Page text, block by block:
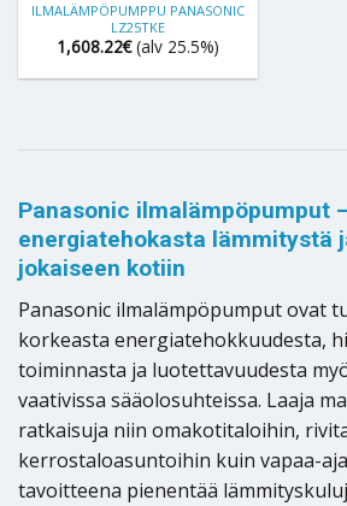
ILMALÄMPÖPUMPPU PANASONIC
LZ25TKE
1,608.22€ (alv 25.5%)
Panasonic ilmalämpöpumput
energiatehokasta lämmitystä
jokaiseen kotiin
Panasonic ilmalämpöpumput ovat
korkeasta energiatehokkuudesta,
toiminnasta ja luotettavuudesta
vaativissa sääolosuhteissa. Laaja
ratkaisuja niin omakotitaloihin,
kerrostaloasuntoihin kuin vapaa-
tavoitteena pienentää